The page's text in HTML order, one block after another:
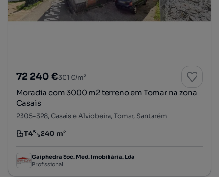
72 240 €301 €/m²
Moradia com 3000 m2 terreno em Tomar na zona
Casais
2305-328, Casais e Alviobeira, Tomar, Santarém
Tipologia
T4
Preço por metro quadrado
240 m²
Gaiphedra Soc. Med. Imobiliária. Lda
Profissional